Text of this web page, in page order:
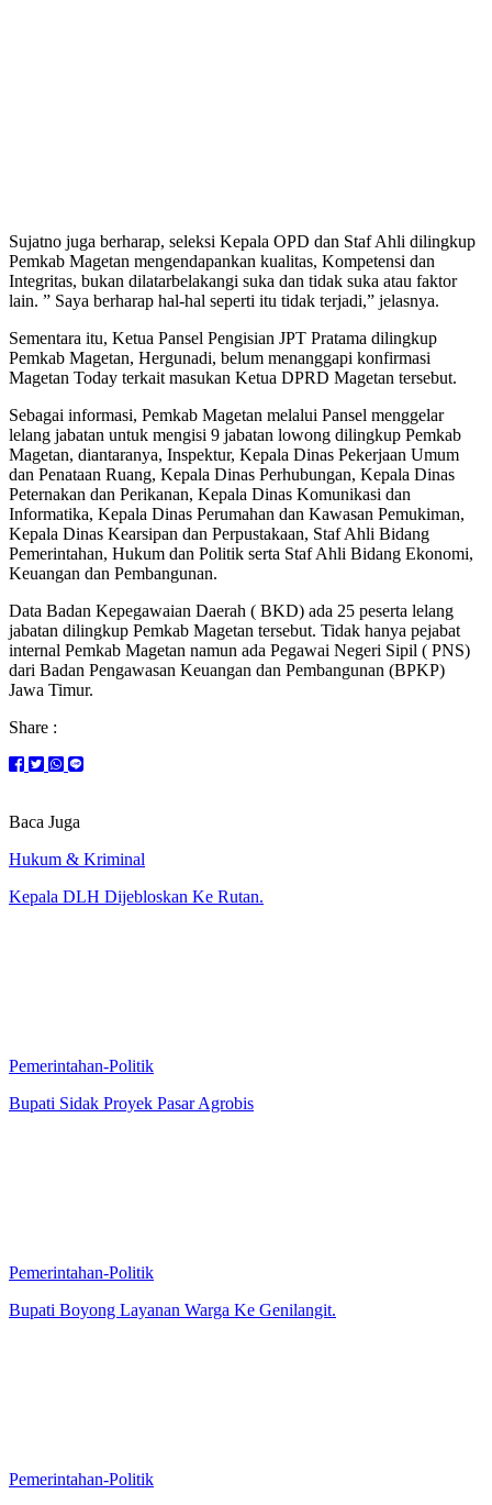
Sujatno juga berharap, seleksi Kepala OPD dan Staf Ahli dilingkup
Pemkab Magetan mengendapankan kualitas, Kompetensi dan
Integritas, bukan dilatarbelakangi suka dan tidak suka atau faktor
lain. ” Saya berharap hal-hal seperti itu tidak terjadi,” jelasnya.
Sementara itu, Ketua Pansel Pengisian JPT Pratama dilingkup
Pemkab Magetan, Hergunadi, belum menanggapi konfirmasi
Magetan Today terkait masukan Ketua DPRD Magetan tersebut.
Sebagai informasi, Pemkab Magetan melalui Pansel menggelar
lelang jabatan untuk mengisi 9 jabatan lowong dilingkup Pemkab
Magetan, diantaranya, Inspektur, Kepala Dinas Pekerjaan Umum
dan Penataan Ruang, Kepala Dinas Perhubungan, Kepala Dinas
Peternakan dan Perikanan, Kepala Dinas Komunikasi dan
Informatika, Kepala Dinas Perumahan dan Kawasan Pemukiman,
Kepala Dinas Kearsipan dan Perpustakaan, Staf Ahli Bidang
Pemerintahan, Hukum dan Politik serta Staf Ahli Bidang Ekonomi,
Keuangan dan Pembangunan.
Data Badan Kepegawaian Daerah ( BKD) ada 25 peserta lelang
jabatan dilingkup Pemkab Magetan tersebut. Tidak hanya pejabat
internal Pemkab Magetan namun ada Pegawai Negeri Sipil ( PNS)
dari Badan Pengawasan Keuangan dan Pembangunan (BPKP)
Jawa Timur.
Share :
Baca Juga
Hukum & Kriminal
Kepala DLH Dijebloskan Ke Rutan.
Pemerintahan-Politik
Bupati Sidak Proyek Pasar Agrobis
Pemerintahan-Politik
Bupati Boyong Layanan Warga Ke Genilangit.
Pemerintahan-Politik